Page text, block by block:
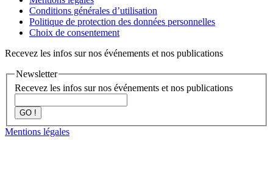
Conditions générales d’utilisation
Politique de protection des données personnelles
Choix de consentement
Recevez les infos sur nos événements et nos publications
Newsletter
Recevez les infos sur nos événements et nos publications
GO !
Mentions légales